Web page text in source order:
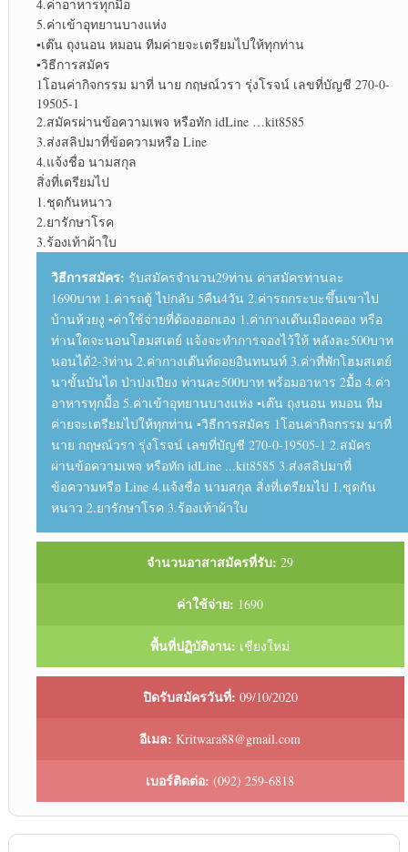
4.ค่าอาหารทุกมื้อ
5.ค่าเข้าอุทยานบางแห่ง
▪︎เต๊น ถุงนอน หมอน ทีมค่ายจะเตรียมไปให้ทุกท่าน
▪︎วิธีการสมัคร
1โอนค่ากิจกรรม มาที่ นาย กฤษณ์วรา รุ่งโรจน์ เลขที่บัญชี 270-0-
19505-1
2.สมัครผ่านข้อความเพจ หรือทัก idLine …kit8585
3.ส่งสลิปมาที่ข้อความหรือ Line
4.แจ้งชื่อ นามสกุล
สิ่งที่เตรียมไป
1.ชุดกันหนาว
2.ยารักษาโรค
3.ร้องเท้าผ้าใบ
วิธีการสมัคร: รับสมัครจำนวน29ท่าน ค่าสมัครท่านละ
1690บาท 1.ค่ารถตู้ ไปกลับ 5คืน4วัน 2.ค่ารถกระบะขึ้นเขาไป
บ้านห้วยงู ▪︎ค่าใช้จ่ายที่ต้องออกเอง 1.ค่ากางเต๊นเมืองคอง หรือ
ท่านใดจะนอนโฮมสเตย์ แจ้งจะทำการจองไว้ให้ หลังละ500บาท
นอนได้2-3ท่าน 2.ค่ากางเต๊นท์ดอยอินทนนท์ 3.ค่าที่พักโฮมสเตย์
นาขั้นบันได ป่าปงเปียง ท่านละ500บาท พร้อมอาหาร 2มื้อ 4.ค่า
อาหารทุกมื้อ 5.ค่าเข้าอุทยานบางแห่ง ▪︎เต๊น ถุงนอน หมอน ทีม
ค่ายจะเตรียมไปให้ทุกท่าน ▪︎วิธีการสมัคร 1โอนค่ากิจกรรม มาที่
นาย กฤษณ์วรา รุ่งโรจน์ เลขที่บัญชี 270-0-19505-1 2.สมัคร
ผ่านข้อความเพจ หรือทัก idLine ...kit8585 3.ส่งสลิปมาที่
ข้อความหรือ Line 4.แจ้งชื่อ นามสกุล สิ่งที่เตรียมไป 1.ชุดกัน
หนาว 2.ยารักษาโรค 3.ร้องเท้าผ้าใบ
จำนวนอาสาสมัครที่รับ: 29
ค่าใช้จ่าย: 1690
พื้นที่ปฏิบัติงาน: เชียงใหม่
ปิดรับสมัครวันที่: 09/10/2020
อีเมล: Kritwara88@gmail.com
เบอร์ติดต่อ: (092) 259-6818